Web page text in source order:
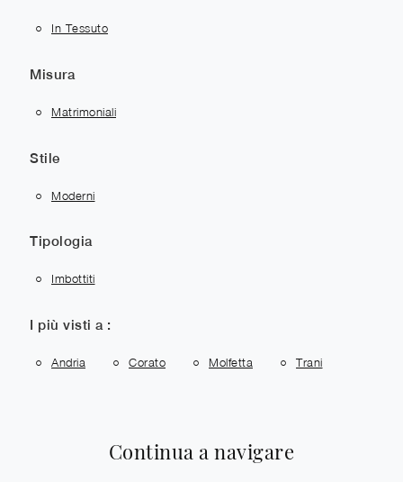
In Tessuto
Misura
Matrimoniali
Stile
Moderni
Tipologia
Imbottiti
I più visti a :
Andria Corato Molfetta Trani
Continua a navigare